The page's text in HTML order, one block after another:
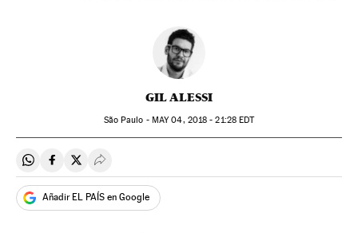
GIL ALESSI
São Paulo - MAY04, 2018 - 21:28EDT
Compartir en Whatsapp
Compartir en Facebook
Compartir en Twitter
Desplegar Redes Sociales
Añadir EL PAÍS en Google